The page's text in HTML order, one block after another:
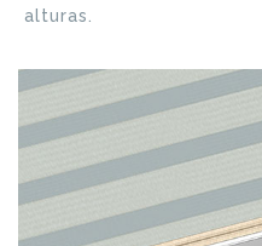
alturas.